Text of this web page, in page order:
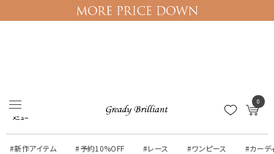
メニュー
0
マイページ
#新作アイテム #予約10%OFF #レース #ワンピース #カーデ